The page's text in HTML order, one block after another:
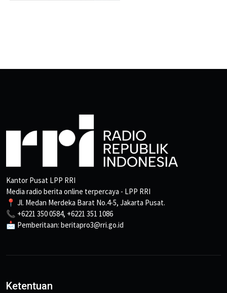
Kantor Pusat LPP RRI
Media radio berita online terpercaya - LPP RRI
📍 Jl. Medan Merdeka Barat No.4-5, Jakarta Pusat.
📞 +6221 350 0584, +6221 351 1086
📩 Pemberitaan: beritapro3@rri.go.id
Ketentuan